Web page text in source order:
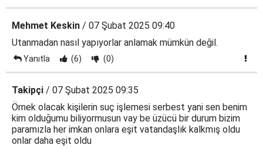
Mehmet Keskin / 07 Şubat 2025 09:40
Utanmadan nasıl yapıyorlar anlamak mümkün değil.
Yanıtla (6) (0)
Takipçi / 07 Şubat 2025 09:35
Örnek olacak kişilerin suç işlemesi serbest yani sen benim
kim olduğumu biliyormusun vay be üzücü bir durum bizim
paramızla her imkan onlara eşit vatandaşlık kalkmış oldu
onlar daha eşit oldu